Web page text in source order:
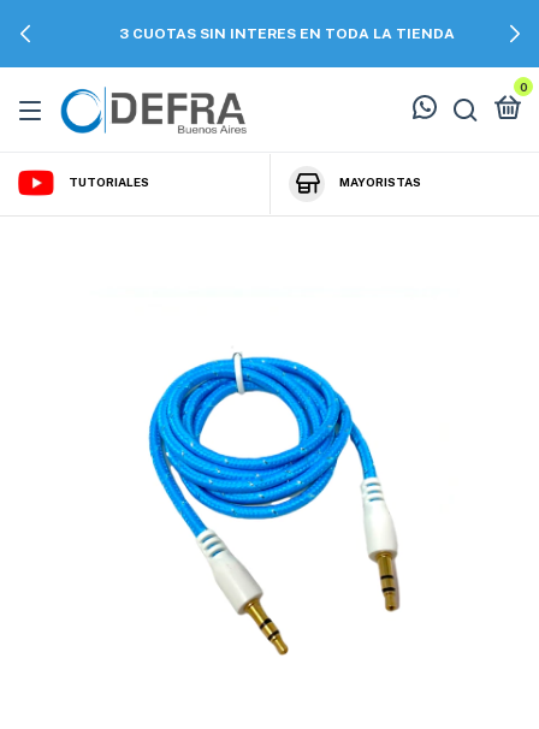
3 CUOTAS SIN INTERES EN TODA LA TIENDA
0
TUTORIALES MAYORISTAS